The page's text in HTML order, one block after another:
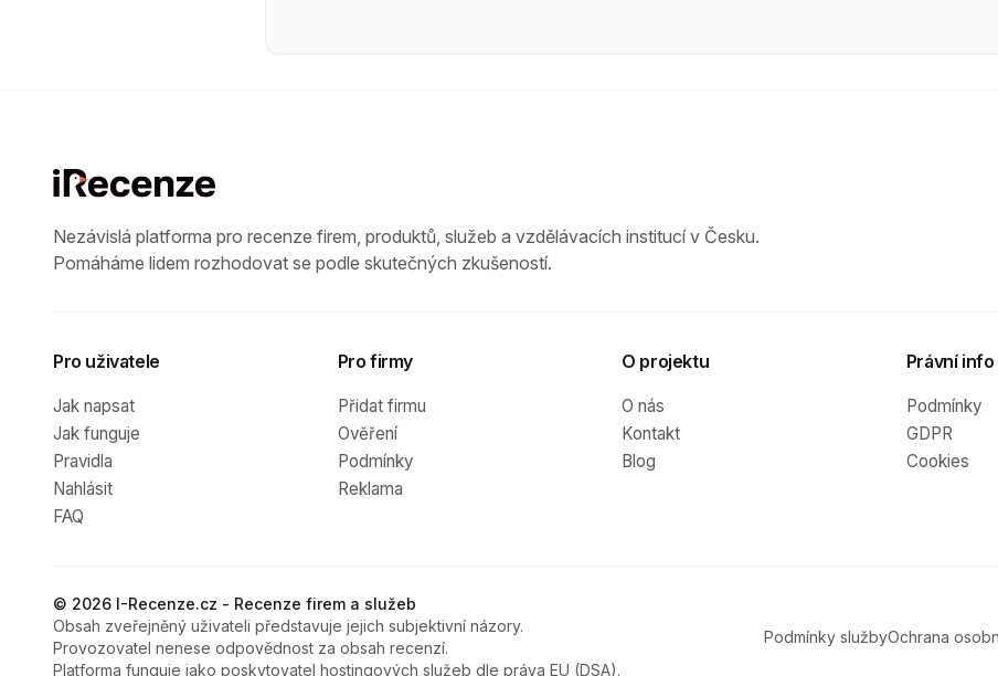
Nezávislá platforma pro recenze firem, produktů, služeb a vzdělávacích institucí v Česku.
Pomáháme lidem rozhodovat se podle skutečných zkušeností.
Pro uživatele
Jak napsat
Jak funguje
Pravidla
Nahlásit
FAQ
Pro firmy
Přidat firmu
Ověření
Podmínky
Reklama
O projektu
O nás
Kontakt
Blog
Právní info
Podmínky
GDPR
Cookies
© 2026 I-Recenze.cz - Recenze firem a služeb
Obsah zveřejněný uživateli představuje jejich subjektivní názory.
Provozovatel nenese odpovědnost za obsah recenzí.
Platforma funguje jako poskytovatel hostingových služeb dle práva EU (DSA).
Podmínky službyOchrana